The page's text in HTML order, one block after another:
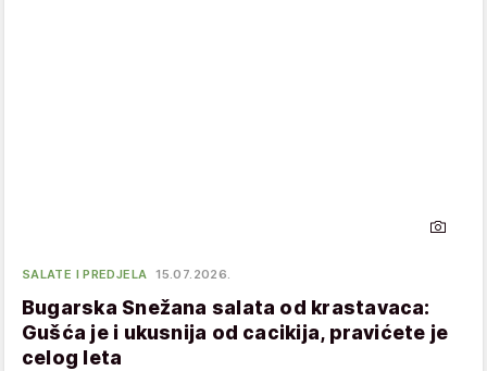
SALATE I PREDJELA 15.07.2026.
Bugarska Snežana salata od krastavaca:
Gušća je i ukusnija od cacikija, pravićete je
celog leta